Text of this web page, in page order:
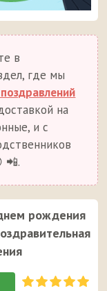
в
где мы
на
и с
📲.
рождения